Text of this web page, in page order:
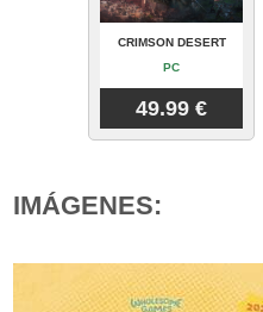
CRIMSON DESERT
PC
49.99 €
IMÁGENES: